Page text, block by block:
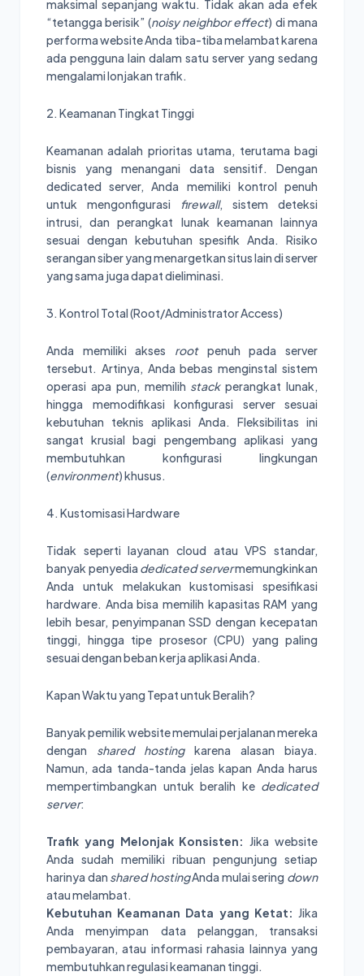
maksimal sepanjang waktu. Tidak akan ada efek
“tetangga berisik” (noisy neighbor effect) di mana
performa website Anda tiba-tiba melambat karena
ada pengguna lain dalam satu server yang sedang
mengalami lonjakan trafik.
2. Keamanan Tingkat Tinggi
Keamanan adalah prioritas utama, terutama bagi
bisnis yang menangani data sensitif. Dengan
dedicated server, Anda memiliki kontrol penuh
untuk mengonfigurasi
firewall, sistem deteksi
intrusi, dan perangkat lunak keamanan lainnya
sesuai dengan kebutuhan spesifik Anda. Risiko
serangan siber yang menargetkan situs lain di server
yang sama juga dapat dieliminasi.
3. Kontrol Total (Root/Administrator Access)
Anda memiliki akses rootpenuh pada server
tersebut. Artinya, Anda bebas menginstal sistem
operasi apa pun, memilih stackperangkat lunak,
hingga memodifikasi konfigurasi server sesuai
kebutuhan teknis aplikasi Anda. Fleksibilitas ini
sangat krusial bagi pengembang aplikasi yang
membutuhkan konfigurasi lingkungan
(environment) khusus.
4. Kustomisasi Hardware
Tidak seperti layanan cloud atau VPS standar,
banyak penyedia dedicated servermemungkinkan
Anda untuk melakukan kustomisasi spesifikasi
hardware. Anda bisa memilih kapasitas RAM yang
lebih besar, penyimpanan SSD dengan kecepatan
tinggi, hingga tipe prosesor (CPU) yang paling
sesuai dengan beban kerja aplikasi Anda.
Kapan Waktu yang Tepat untuk Beralih?
Banyak pemilik website memulai perjalanan mereka
dengan shared hostingkarena alasan biaya.
Namun, ada tanda-tanda jelas kapan Anda harus
mempertimbangkan untuk beralih ke dedicated
server:
Trafik yang Melonjak Konsisten: Jika website
Anda sudah memiliki ribuan pengunjung setiap
harinya dan shared hostingAnda mulai sering down
atau melambat.
Kebutuhan Keamanan Data yang Ketat: Jika
Anda menyimpan data pelanggan, transaksi
pembayaran, atau informasi rahasia lainnya yang
membutuhkan regulasi keamanan tinggi.